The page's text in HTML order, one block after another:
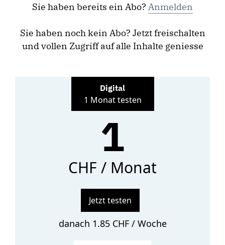
Sie haben bereits ein Abo? Anmelden
Sie haben noch kein Abo? Jetzt freischalten
und vollen Zugriff auf alle Inhalte geniesse
Digital
1 Monat testen
1
CHF / Monat
Jetzt testen
danach 1.85 CHF / Woche